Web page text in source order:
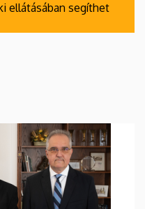
ellátásában segíthet